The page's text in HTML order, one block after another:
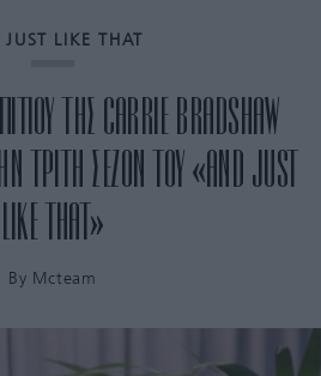
LIKE THAT
ΤΗΣ CARRIE BRADSHAW
ΤΡΙΤΗ ΣΕΖΟΝ ΤΟΥ «AND JUST
LIKE THAT»
By Mcteam